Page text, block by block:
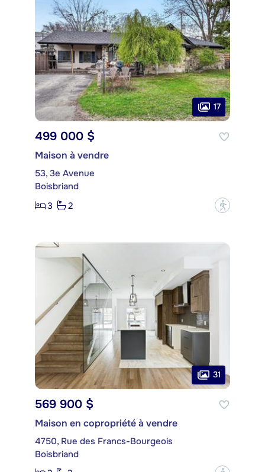
17
499 000 $
Maison à vendre
53, 3e Avenue
Boisbriand
3
2 ?
31
569 900 $
Maison en copropriété à vendre
4750, Rue des Francs-Bourgeois
Boisbriand